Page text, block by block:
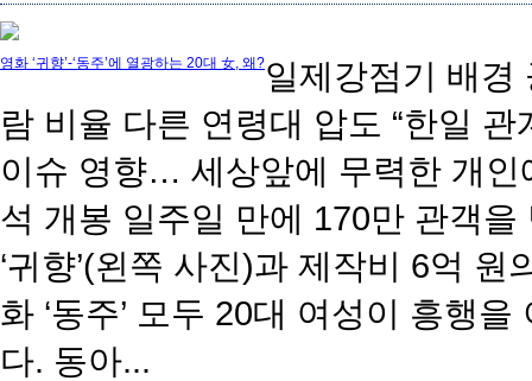
영화 ‘귀향’-‘동주’에 열광하는 20대 女, 왜?일제강점기 배
람 비율 다른 연령대 압도 “한일 관
이슈 영향… 세상앞에 무력한 개인
석 개봉 일주일 만에 170만 관객을
‘귀향’(왼쪽 사진)과 제작비 6억 원
화 ‘동주’ 모두 20대 여성이 흥행을
다. 동아...